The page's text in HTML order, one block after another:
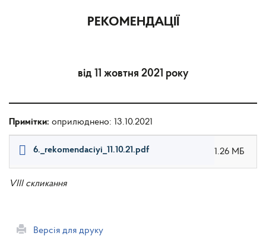
РЕКОМЕНДАЦІЇ
від 11 жовтня 2021 року
Примітки: оприлюднено: 13.10.2021
6._rekomendaciyi_11.10.21.pdf 1.26 МБ
VIII скликання
Версія для друку